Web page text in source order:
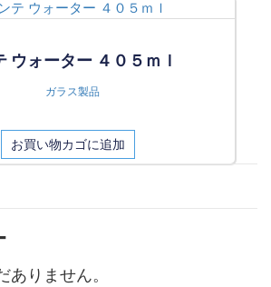
ウォーター ４０５ｍｌ
ガラス製品
お買い物カゴに追加
ありません。